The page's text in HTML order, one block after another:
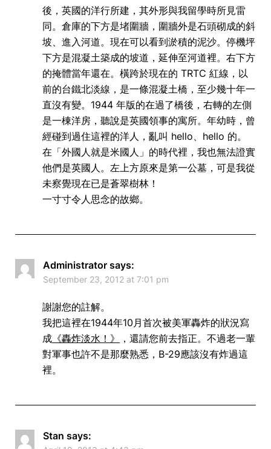
後，英國的洋行所建，其外形與我留學時所見雷
同。倉庫的下方是堵圍牆，圍牆外是石頭砌成的斜
坡、進入河道。現在可以看到淤積的泥沙。停機坪
下方是混凝土築成的坡道，延伸至河道裡。右下方
的掩體當年還在。橫跨於現在的 TRTC 紅線，以
前的台鐵北淡線，是一條混凝土橋，至少幾十年一
直沒有變。1944 年版的在過了橋後，右轉的左側
是一棟洋房，聽說是英國領事的寓所。年幼時，曾
經碰到過住這裡的洋人，亂叫 hello、hello 的。
在「外國人就是米國人」的時代裡，我也無法證實
他們是英國人。左上方原來是第一公墓，可是我從
未察覺現在已是蒼翠樹林！
一寸寸令人思念的故鄉。
Administrator says:
September 23, 2012 at 7:01 pm
謝謝您的註解。
我把這裡在1944年10月首次被美軍轟炸的狀況寫
成 《轟炸淡水！》
，還請您前去指正。不過老一輩
對軍事也許不是那麼熟悉，B-29應該沒有炸過這
裡。
Stan says: